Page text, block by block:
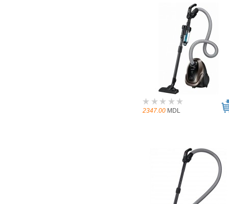
2347.00 MDL